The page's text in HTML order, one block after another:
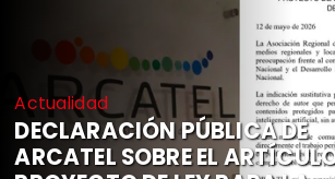
Actualidad
DECLARACIÓN PÚBLICA DE
ARCATEL SOBRE EL